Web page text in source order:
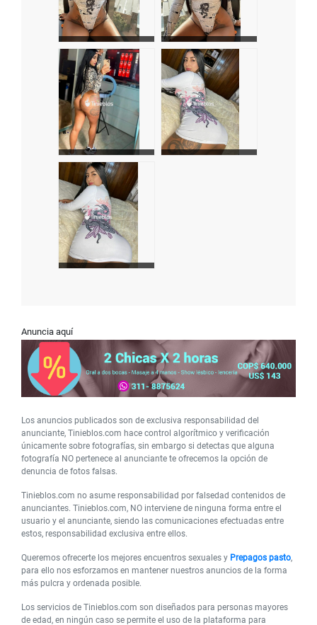
Anuncia aquí
Los anuncios publicados son de exclusiva responsabilidad del
anunciante, Tinieblos.com hace control algorítmico y verificación
únicamente sobre fotografías, sin embargo si detectas que alguna
fotografía NO pertenece al anunciante te ofrecemos la opción de
denuncia de fotos falsas.
Tinieblos.com no asume responsabilidad por falsedad contenidos de
anunciantes. Tinieblos.com, NO interviene de ninguna forma entre el
usuario y el anunciante, siendo las comunicaciones efectuadas entre
estos, responsabilidad exclusiva entre ellos.
Queremos ofrecerte los mejores encuentros sexuales y Prepagos pasto,
para ello nos esforzamos en mantener nuestros anuncios de la forma
más pulcra y ordenada posible.
Los servicios de Tinieblos.com son diseñados para personas mayores
de edad, en ningún caso se permite el uso de la plataforma para